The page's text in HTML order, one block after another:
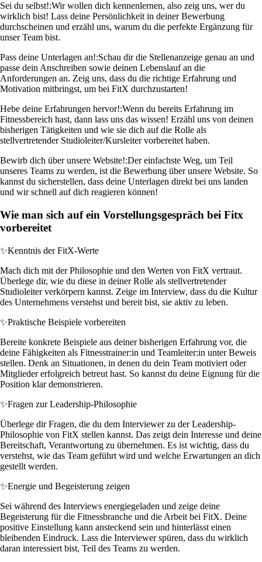
Sei du selbst!:Wir wollen dich kennenlernen, also zeig uns, wer du
wirklich bist! Lass deine Persönlichkeit in deiner Bewerbung
durchscheinen und erzähl uns, warum du die perfekte Ergänzung für
unser Team bist.
Pass deine Unterlagen an!:Schau dir die Stellenanzeige genau an und
passe dein Anschreiben sowie deinen Lebenslauf an die
Anforderungen an. Zeig uns, dass du die richtige Erfahrung und
Motivation mitbringst, um bei FitX durchzustarten!
Hebe deine Erfahrungen hervor!:Wenn du bereits Erfahrung im
Fitnessbereich hast, dann lass uns das wissen! Erzähl uns von deinen
bisherigen Tätigkeiten und wie sie dich auf die Rolle als
stellvertretender Studioleiter/Kursleiter vorbereitet haben.
Bewirb dich über unsere Website!:Der einfachste Weg, um Teil
unseres Teams zu werden, ist die Bewerbung über unsere Website. So
kannst du sicherstellen, dass deine Unterlagen direkt bei uns landen
und wir schnell auf dich reagieren können!
Wie man sich auf ein Vorstellungsgespräch bei Fitx
vorbereitet
✨Kenntnis der FitX-Werte
Mach dich mit der Philosophie und den Werten von FitX vertraut.
Überlege dir, wie du diese in deiner Rolle als stellvertretender
Studioleiter verkörpern kannst. Zeige im Interview, dass du die Kultur
des Unternehmens verstehst und bereit bist, sie aktiv zu leben.
✨Praktische Beispiele vorbereiten
Bereite konkrete Beispiele aus deiner bisherigen Erfahrung vor, die
deine Fähigkeiten als Fitnesstrainer:in und Teamleiter:in unter Beweis
stellen. Denk an Situationen, in denen du dein Team motiviert oder
Mitglieder erfolgreich betreut hast. So kannst du deine Eignung für die
Position klar demonstrieren.
✨Fragen zur Leadership-Philosophie
Überlege dir Fragen, die du dem Interviewer zu der Leadership-
Philosophie von FitX stellen kannst. Das zeigt dein Interesse und deine
Bereitschaft, Verantwortung zu übernehmen. Es ist wichtig, dass du
verstehst, wie das Team geführt wird und welche Erwartungen an dich
gestellt werden.
✨Energie und Begeisterung zeigen
Sei während des Interviews energiegeladen und zeige deine
Begeisterung für die Fitnessbranche und die Arbeit bei FitX. Deine
positive Einstellung kann ansteckend sein und hinterlässt einen
bleibenden Eindruck. Lass die Interviewer spüren, dass du wirklich
daran interessiert bist, Teil des Teams zu werden.